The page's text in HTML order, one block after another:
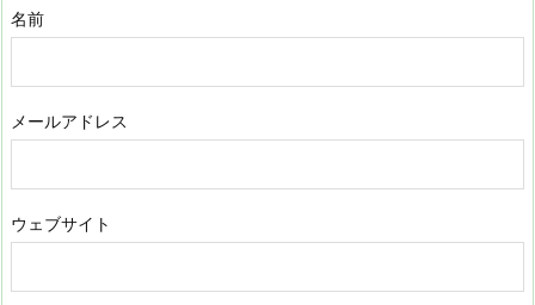
名前
メールアドレス
ウェブサイト